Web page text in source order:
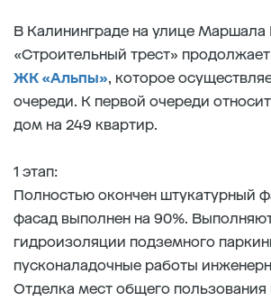
В Калининграде на улице Маршала
«Строительный трест»
ЖК «Альпы», которое
очереди. К первой очереди
дом на 249 квартир.
1 этап:
Полностью окончен штукатурный
фасад выполнен на 90%.
гидроизоляции подземного
пусконаладочные работы
Отделка мест общего пользования